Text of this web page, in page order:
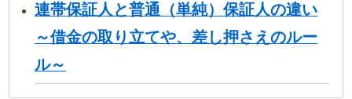
連帯保証人と普通（単純）保証人の違い
～借金の取り立てや、差し押さえのルー
ル～